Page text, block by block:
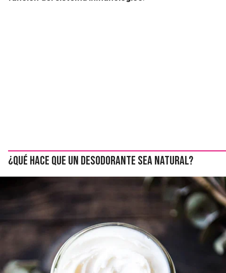
¿Qué hace que un desodorante sea natural?